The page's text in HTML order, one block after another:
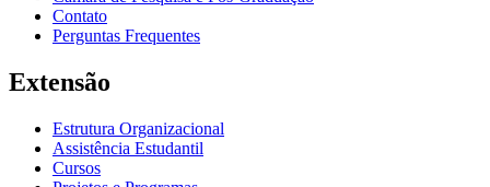
Contato
Perguntas Frequentes
Extensão
Estrutura Organizacional
Assistência Estudantil
Cursos